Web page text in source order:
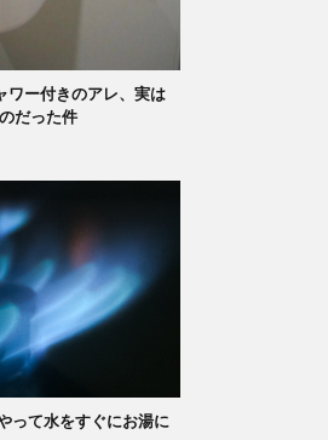
ワー付きのアレ、実は
だった件
って水をすぐにお湯に